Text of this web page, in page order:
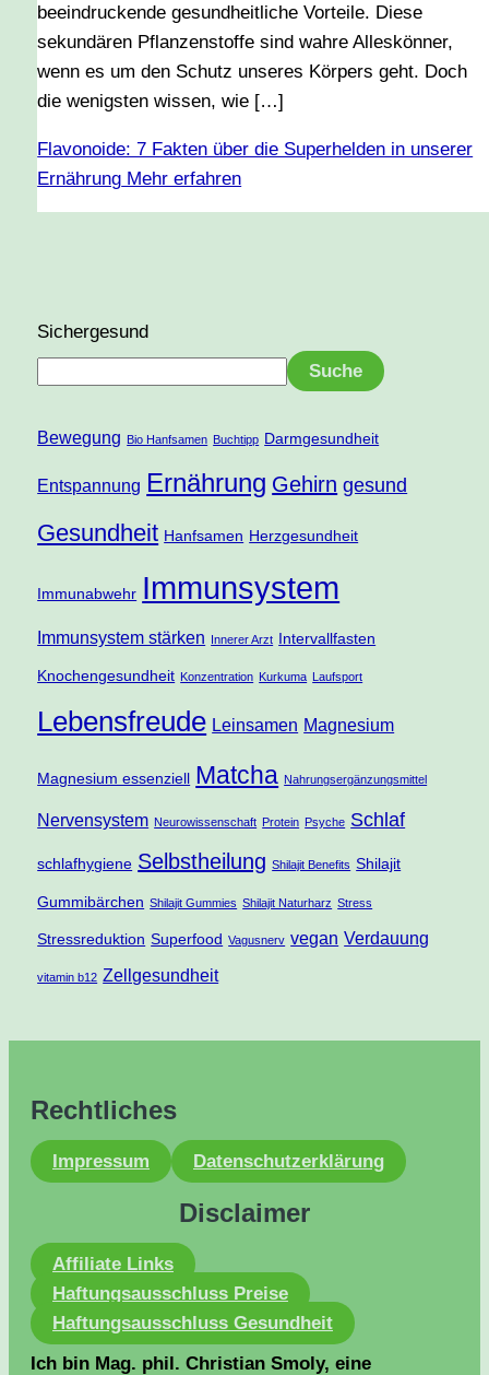
beeindruckende gesundheitliche Vorteile. Diese
sekundären Pflanzenstoffe sind wahre Alleskönner,
wenn es um den Schutz unseres Körpers geht. Doch
die wenigsten wissen, wie […]
Flavonoide: 7 Fakten über die Superhelden in unserer
Ernährung Mehr erfahren
Sichergesund
Suche
Bewegung Bio Hanfsamen Buchtipp Darmgesundheit
Entspannung Ernährung Gehirn gesund
Gesundheit Hanfsamen Herzgesundheit
Immunabwehr Immunsystem
Immunsystem stärken Innerer Arzt Intervallfasten
Knochengesundheit Konzentration Kurkuma Laufsport
Lebensfreude Leinsamen Magnesium
Magnesium essenziell Matcha Nahrungsergänzungsmittel
Nervensystem Neurowissenschaft Protein Psyche Schlaf
schlafhygiene Selbstheilung Shilajit Benefits Shilajit
Gummibärchen Shilajit Gummies Shilajit Naturharz Stress
Stressreduktion Superfood Vagusnerv vegan Verdauung
vitamin b12 Zellgesundheit
Rechtliches
Impressum Datenschutzerklärung
Disclaimer
Affiliate Links
Haftungsausschluss Preise
Haftungsausschluss Gesundheit
Ich bin Mag. phil. Christian Smoly, eine